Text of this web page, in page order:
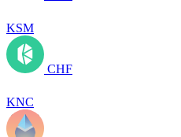
KSM
CHF
KNC